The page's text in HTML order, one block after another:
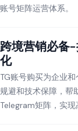
账号矩阵运营体系。
跨境营销必备
化
TG账号购买为企业
规避和技术保障，帮
Telegram矩阵，实现